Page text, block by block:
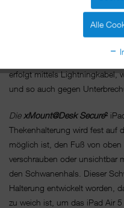
sind so verdeckt, dass sie für
Inhaber aber erreichbar sind.
Benutzer beendet werden
erfolgt mittels Lightningkabel,
und so auch gegen
Die xMount@Desk Secure²
Thekenhalterung wird fest auf
möglich ist, den Fuß von oben
verschrauben oder unsichtbar
den Schwanenhals. Dieser
Halterung entwickelt worden,
zu weich ist, um das iPad Air
Alle